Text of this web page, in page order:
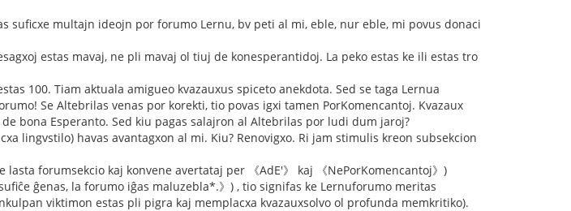
suficxe multajn ideojn por forumo Lernu, bv peti al mi, eble, nur eble, mi povus donaci
estas mavaj, ne pli mavaj ol tiuj de konesperantidoj. La peko estas ke ili estas tro
100. Tiam aktuala amigueo kvazauxus spiceto anekdota. Sed se taga Lernua
Se Altebrilas venas por korekti, tio povas igxi tamen PorKomencantoj. Kvazaux
bona Esperanto. Sed kiu pagas salajron al Altebrilas por ludi dum jaroj?
lingvstilo) havas avantagxon al mi. Kiu? Renovigxo. Ri jam stimulis kreon subsekcion
lasta forumsekcio kaj konvene avertataj per 《AdE'》 kaj 《NePorKomencantoj》)
ĝenas, la forumo iĝas maluzebla*.》) , tio signifas ke Lernuforumo meritas
viktimon estas pli pigra kaj memplacxa kvazauxsolvo ol profunda memkritiko).